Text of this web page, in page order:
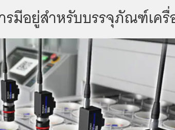
รมีอยู่สำหรับบรรจุภัณฑ์เครื่